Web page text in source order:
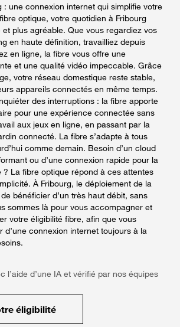
: une connexion internet qui simplifie votre
optique, votre quotidien à Fribourg
et plus agréable. Que vous regardiez vos
en haute définition, travailliez depuis
en ligne, la fibre vous offre une
et une qualité vidéo impeccable. Grâce
votre réseau domestique reste stable,
appareils connectés en même temps.
des interruptions : la fibre apporte
pour une expérience connectée sans
aux jeux en ligne, en passant par la
connecté. La fibre s’adapte à tous
comme demain. Besoin d’un cloud
ou d’une connexion rapide pour la
? La fibre optique répond à ces attentes
À Fribourg, le déploiement de la
bénéficier d’un très haut débit, sans
sommes là pour vous accompagner et
votre éligibilité fibre, afin que vous
d’une connexion internet toujours à la
l’aide d’une IA et vérifié par nos équipes
éligibilité